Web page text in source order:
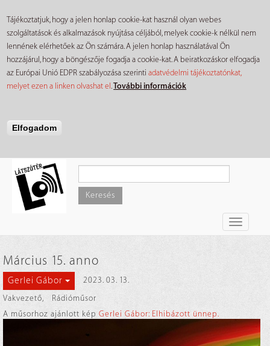
Tájékoztatjuk, hogy a jelen honlap cookie-kat használ olyan webes
szolgáltatások és alkalmazások nyújtása céljából, melyek cookie-k nélkül nem
lennének elérhetőek az Ön számára. A jelen honlap használatával Ön
hozzájárul, hogy a böngészője fogadja a cookie-kat. A beiratkozáskor elfogadja
az Európai Unió EDPR szabályozása szerintiadatvédelmi tájékoztatónkat,
melyet ezen a linken olvashat el.További információk
Elfogadom
tartalomra
Keresés
Toggle
Március 15. anno
Gerlei Gábor
2023. 03. 13.
Vakvezető,
Rádióműsor
A műsorhoz ajánlott kép Gerlei Gábor: Elhibázott ünnep.